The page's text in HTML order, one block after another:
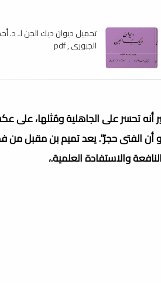
تحميل ديوان ديك الجن لـ د.
الجبوري , pdf
أنه تحسر على الجاهلية ومُثلها، على
أن الفتى حجرٌ". يعد تميم بن مقبل من
والاستفادة العلمية.،